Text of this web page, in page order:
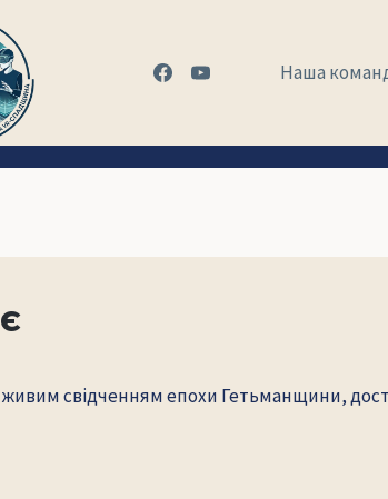
Наша
а живим свідченням епохи Гетьманщини,